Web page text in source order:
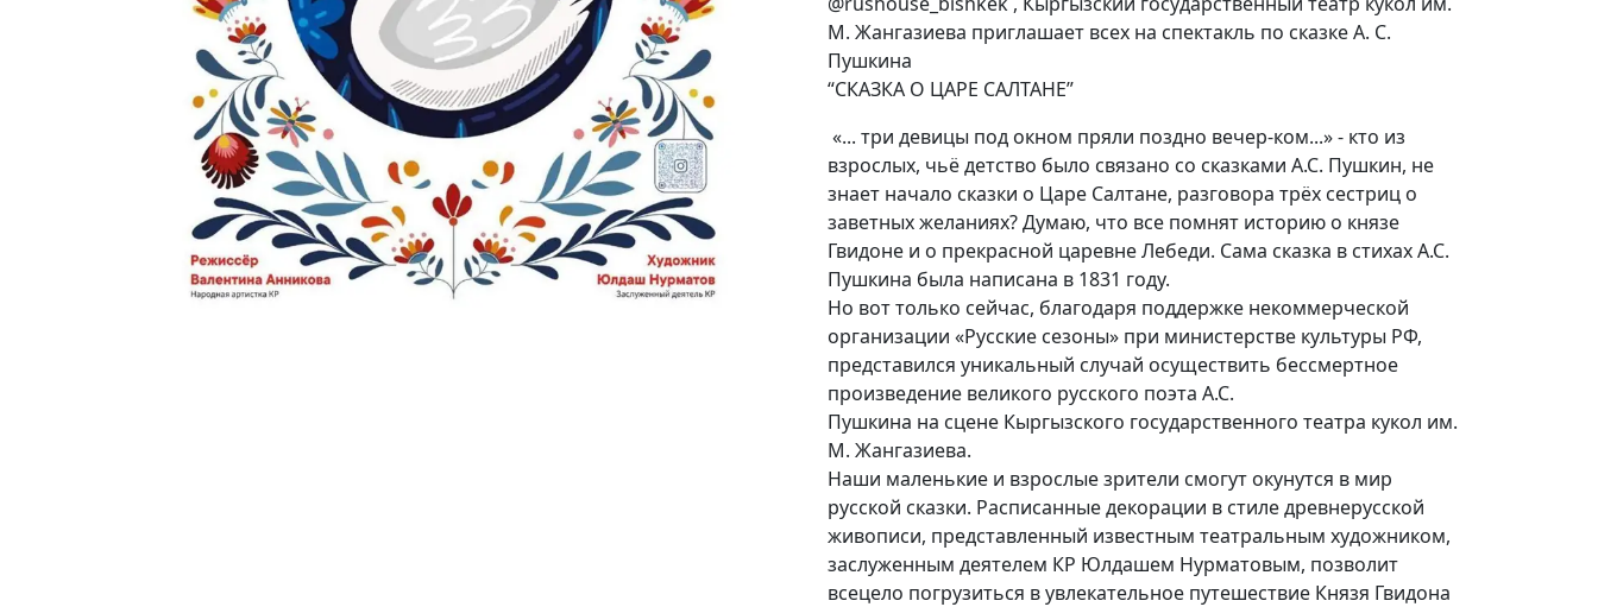
М. Жангазиева приглашает всех на спектакль по сказке А. С.
Пушкина
“СКАЗКА О ЦАРЕ САЛТАНЕ”
«... три девицы под окном пряли поздно вечер-ком...» - кто из
взрослых, чьё детство было связано со сказками А.С. Пушкин, не
знает начало сказки о Царе Салтане, разговора трёх сестриц о
заветных желаниях? Думаю, что все помнят историю о князе
Гвидоне и о прекрасной царевне Лебеди. Сама сказка в стихах А.С.
Пушкина была написана в 1831 году.
Но вот только сейчас, благодаря поддержке некоммерческой
организации «Русские сезоны» при министерстве культуры РФ,
представился уникальный случай осуществить бессмертное
произведение великого русского поэта А.С.
Пушкина на сцене Кыргызского государственного театра кукол им.
М. Жангазиева.
Наши маленькие и взрослые зрители смогут окунутся в мир
русской сказки. Расписанные декорации в стиле древнерусской
живописи, представленный известным театральным художником,
заслуженным деятелем КР Юлдашем Нурматовым, позволит
всецело погрузиться в увлекательное путешествие Князя Гвидона